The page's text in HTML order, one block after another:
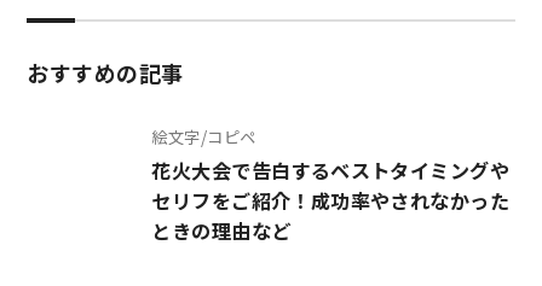
おすすめの記事
絵文字/コピペ
花火大会で告白するベストタイミングや
セリフをご紹介！成功率やされなかった
ときの理由など